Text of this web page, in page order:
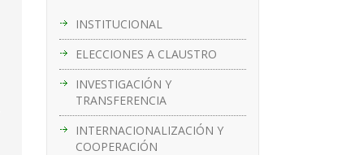
INSTITUCIONAL
ELECCIONES A CLAUSTRO
INVESTIGACIÓN Y
TRANSFERENCIA
INTERNACIONALIZACIÓN Y
COOPERACIÓN